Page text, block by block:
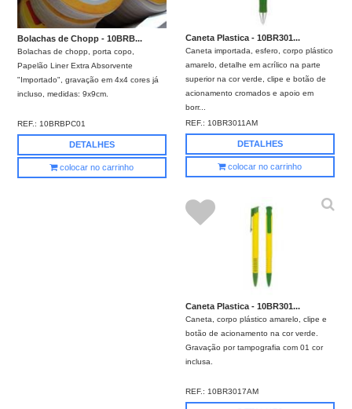
Bolachas de Chopp - 10BRB...
Bolachas de chopp, porta copo,
Papelão Liner Extra Absorvente
"Importado", gravação em 4x4 cores já
incluso, medidas: 9x9cm.
REF.: 10BRBPC01
DETALHES
colocar no carrinho
Caneta Plastica - 10BR301...
Caneta importada, esfero, corpo plástico
amarelo, detalhe em acrílico na parte
superior na cor verde, clipe e botão de
acionamento cromados e apoio em
borr...
REF.:10BR3011AM
DETALHES
colocar no carrinho
Caneta Plastica - 10BR301...
Caneta, corpo plástico amarelo, clipe e
botão de acionamento na cor verde.
Gravação por tampografia com 01 cor
inclusa.
REF.: 10BR3017AM